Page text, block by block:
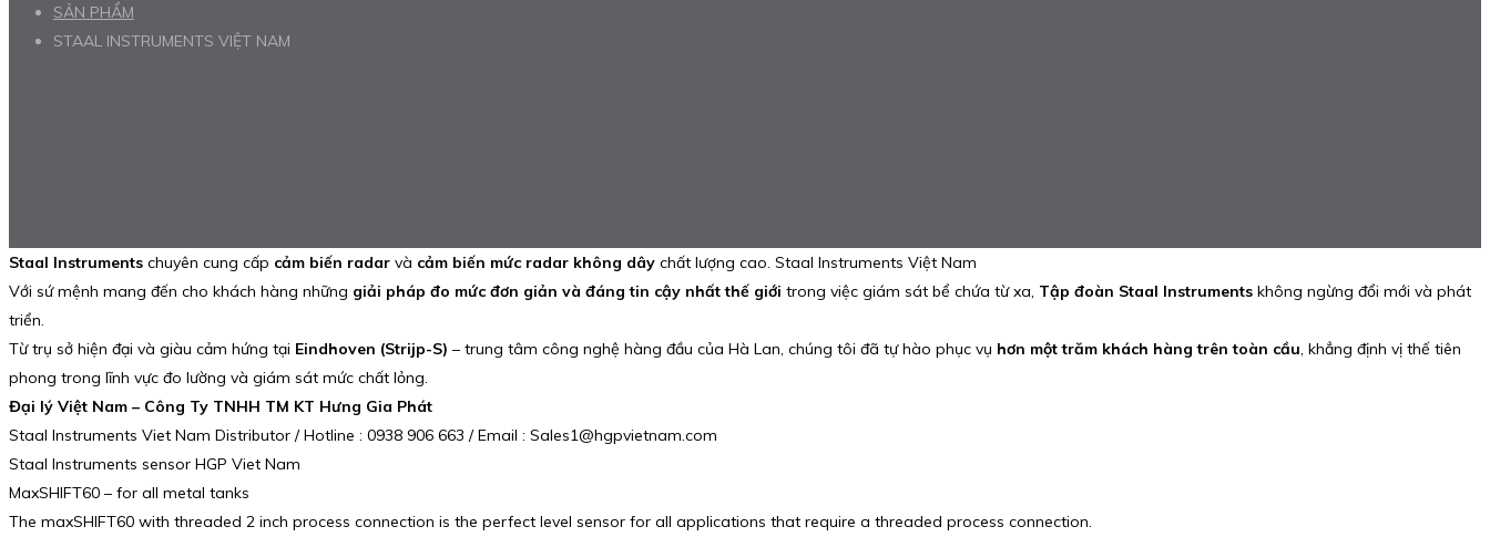
SẢN PHẨM
STAAL INSTRUMENTS VIỆT NAM
Staal Instruments chuyên cung cấp cảm biến radar và cảm biến mức radar không dây chất lượng cao. Staal Instruments Việt Nam
Với sứ mệnh mang đến cho khách hàng những giải pháp đo mức đơn giản và đáng tin cậy nhất thế giới trong việc giám sát bể chứa từ xa, Tập đoàn Staal Instruments không ngừng đổi mới và phát
triển.
Từ trụ sở hiện đại và giàu cảm hứng tại Eindhoven (Strijp-S) – trung tâm công nghệ hàng đầu của Hà Lan, chúng tôi đã tự hào phục vụ hơn một trăm khách hàng trên toàn cầu, khẳng định vị thế tiên
phong trong lĩnh vực đo lường và giám sát mức chất lỏng.
Đại lý Việt Nam – Công Ty TNHH TM KT Hưng Gia Phát
Staal Instruments Viet Nam Distributor / Hotline : 0938 906 663 / Email : Sales1@hgpvietnam.com
Staal Instruments sensor HGP Viet Nam
MaxSHIFT60 – for all metal tanks
The maxSHIFT60 with threaded 2 inch process connection is the perfect level sensor for all applications that require a threaded process connection.